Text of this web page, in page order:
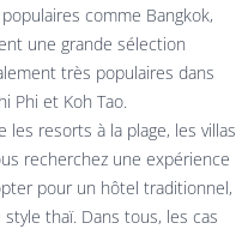
comme Bangkok,
une grande sélection
très populaires dans
Phi et Koh Tao.
resorts à la plage, les villas
recherchez une expérience
pour un hôtel traditionnel,
thaï. Dans tous, les cas